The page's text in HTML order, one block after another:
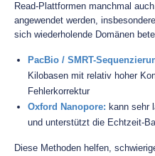
Read-Plattformen manchmal
angewendet werden,
sich wiederholende Domänen
PacBio / SMRT-
Kilobasen mit relativ hoher
Fehlerkorrektur
Oxford Nanopore: kann sehr
und unterstützt die Echtzeit-
Diese Methoden helfen,